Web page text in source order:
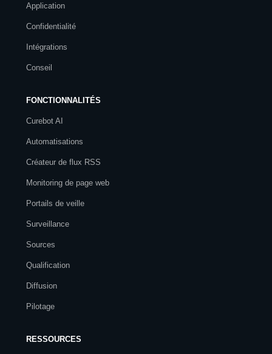
Application
Confidentialité
Intégrations
Conseil
FONCTIONNALITÉS
Curebot AI
Automatisations
Créateur de flux RSS
Monitoring de page web
Portails de veille
Surveillance
Sources
Qualification
Diffusion
Pilotage
RESSOURCES